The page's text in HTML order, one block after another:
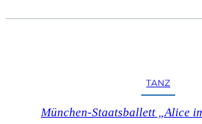
TANZ
München-Staatsballett „Alice